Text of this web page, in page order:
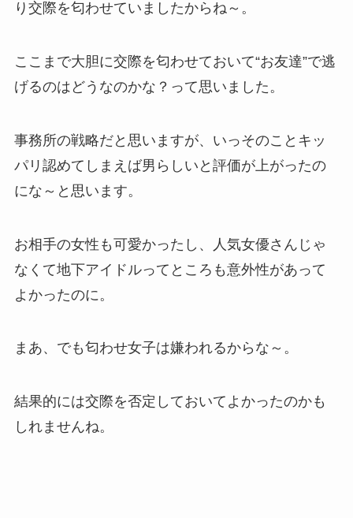
り交際を匂わせていましたからね～。
ここまで大胆に交際を匂わせておいて“お友達”で逃
げるのはどうなのかな？って思いました。
事務所の戦略だと思いますが、いっそのことキッ
パリ認めてしまえば男らしいと評価が上がったの
にな～と思います。
お相手の女性も可愛かったし、人気女優さんじゃ
なくて地下アイドルってところも意外性があって
よかったのに。
まあ、でも匂わせ女子は嫌われるからな～。
結果的には交際を否定しておいてよかったのかも
しれませんね。